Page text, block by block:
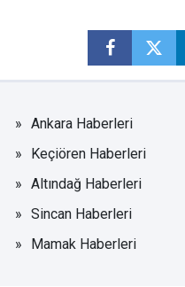
Ankara Haberleri
Keçiören Haberleri
Altındağ Haberleri
Sincan Haberleri
Mamak Haberleri